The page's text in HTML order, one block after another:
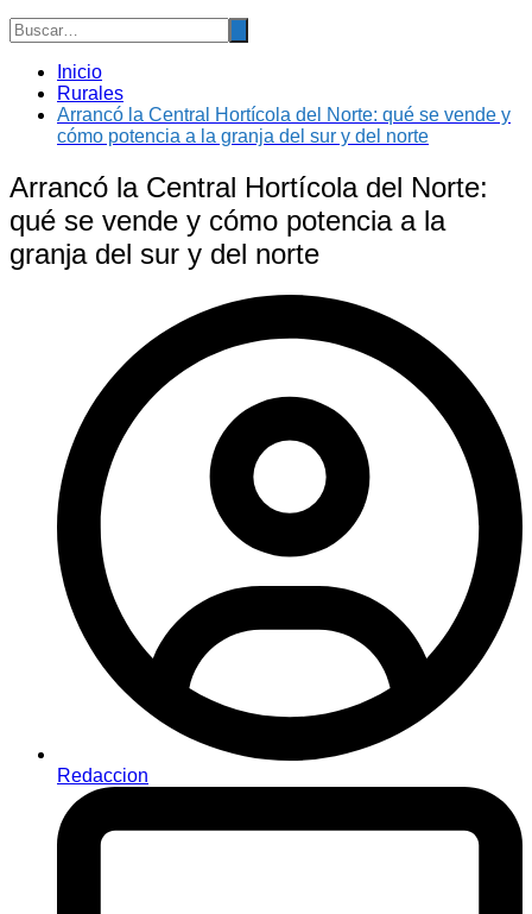
Inicio
Rurales
Arrancó la Central Hortícola del Norte: qué se vende y
cómo potencia a la granja del sur y del norte
Arrancó la Central Hortícola del Norte:
qué se vende y cómo potencia a la
granja del sur y del norte
Redaccion